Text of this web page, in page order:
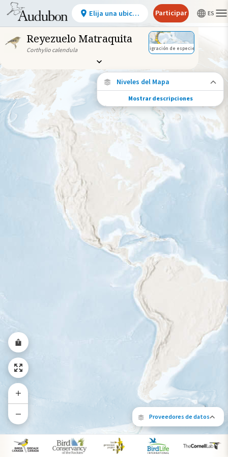
Reyezuelo Matraquita
Corthylio calendula Migración de especies
Proveedores de datos
Niveles del Mapa
Conexiones de especies
Elija cualquier ubicación en el mapa para
ver dónde más se han vuelto a encontrar
aves marcadas de esta especie.
Ubicaciones con disponibilidad
Ubicaciones conectadas
Gama de especies por estación
Gama de verano
Rango de invierno
Rango a lo largo del año
Mostrar descripciones
Elija una ubicación Participar